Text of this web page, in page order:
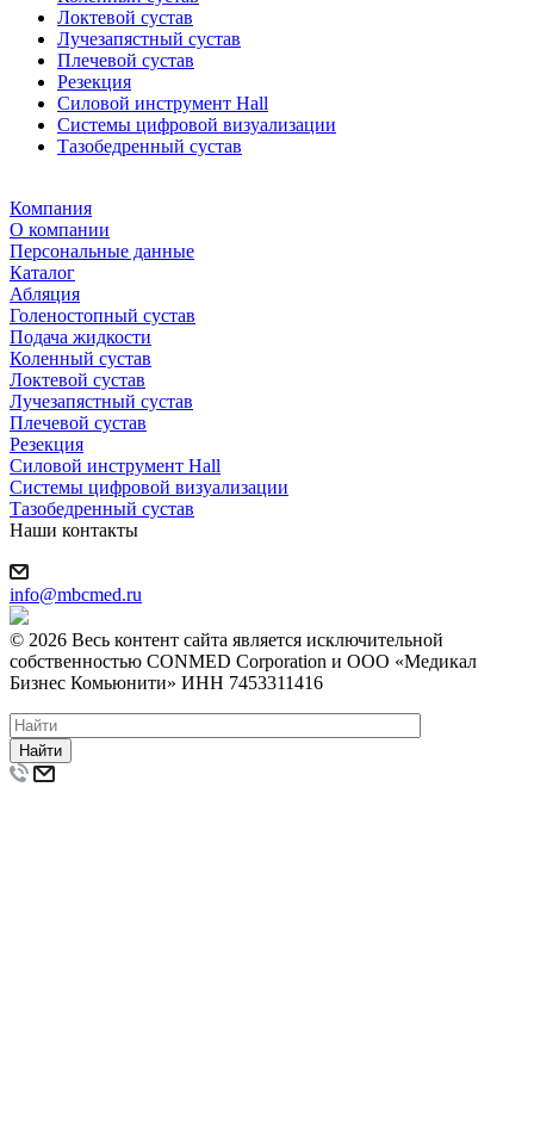
Локтевой сустав
Лучезапястный сустав
Плечевой сустав
Резекция
Силовой инструмент Hall
Системы цифровой визуализации
Тазобедренный сустав
Компания
О компании
Персональные данные
Каталог
Абляция
Голеностопный сустав
Подача жидкости
Коленный сустав
Локтевой сустав
Лучезапястный сустав
Плечевой сустав
Резекция
Силовой инструмент Hall
Системы цифровой визуализации
Тазобедренный сустав
Наши контакты
info@mbcmed.ru
© 2026 Весь контент сайта является исключительной
собственностью CONMED Corporation и ООО «Медикал
Бизнес Комьюнити» ИНН 7453311416
Найти